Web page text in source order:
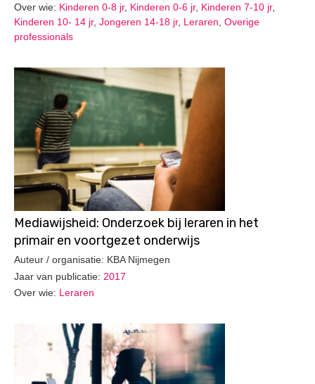
Over wie: Kinderen 0-8 jr, Kinderen 0-6 jr, Kinderen 7-10 jr,
Kinderen 10- 14 jr, Jongeren 14-18 jr, Leraren Overige
professionals
Mediawijsheid: Onderzoek bij leraren in het
primair en voortgezet onderwijs
Auteur / organisatie: KBA Nijmegen
Jaar van publicatie: 2017
Over wie: Leraren